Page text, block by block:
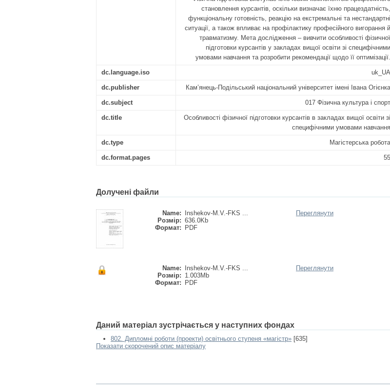
становлення курсантів, оскільки визначає їхню працездатність,
функціональну готовність, реакцію на екстремальні та нестандартні
ситуації, а також впливає на профілактику професійного вигорання й
травматизму. Мета дослідження – вивчити особливості фізичної
підготовки курсантів у закладах вищої освіти зі специфічними
умовами навчання та розробити рекомендації щодо її оптимізації.
dc.language.iso uk_UA
dc.publisher Кам’янець-Подільський національний університет імені Івана Огієнка
dc.subject 017 Фізична культура і спорт
dc.title
Особливості фізичної підготовки курсантів в закладах вищої освіти зі
специфічними умовами навчання
dc.type Магістерська робота
dc.format.pages 55
Долучені файли
Name:
Inshekov-M.V.-FKS ...
Розмір: 636.0Kb
Формат:
PDF
Переглянути
Name:
Inshekov-M.V.-FKS ...
Розмір: 1.003Mb
Формат:
PDF
Переглянути
Даний матеріал зустрічається у наступних фондах
802. Дипломні роботи (проекти) освітнього ступеня «магістр» [635]
Показати скорочений опис матеріалу